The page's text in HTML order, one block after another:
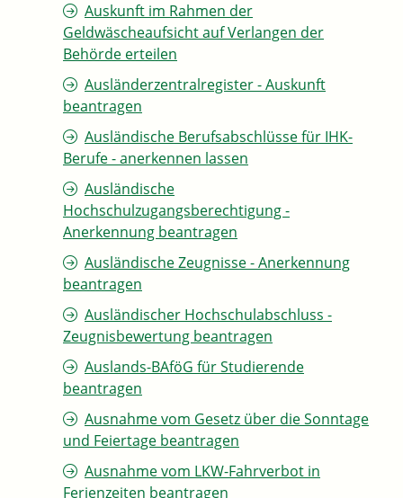
Auskunft im Rahmen der
Geldwäscheaufsicht auf Verlangen der
Behörde erteilen
Ausländerzentralregister - Auskunft
beantragen
Ausländische Berufsabschlüsse für IHK-
Berufe - anerkennen lassen
Ausländische
Hochschulzugangsberechtigung -
Anerkennung beantragen
Ausländische Zeugnisse - Anerkennung
beantragen
Ausländischer Hochschulabschluss -
Zeugnisbewertung beantragen
Auslands-BAföG für Studierende
beantragen
Ausnahme vom Gesetz über die Sonntage
und Feiertage beantragen
Ausnahme vom LKW-Fahrverbot in
Ferienzeiten beantragen